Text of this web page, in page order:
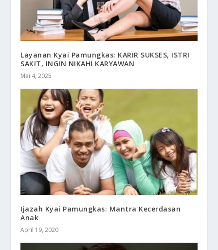
Layanan Kyai Pamungkas: KARIR SUKSES, ISTRI
SAKIT, INGIN NIKAHI KARYAWAN
Mei 4, 2025
Ijazah Kyai Pamungkas: Mantra Kecerdasan
Anak
April 19, 2020